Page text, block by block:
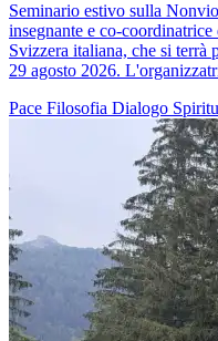
Seminario estivo sulla
insegnante e co-
Svizzera italiana, che si terrà
29 agosto 2026.
Pace Filosofia Dialogo